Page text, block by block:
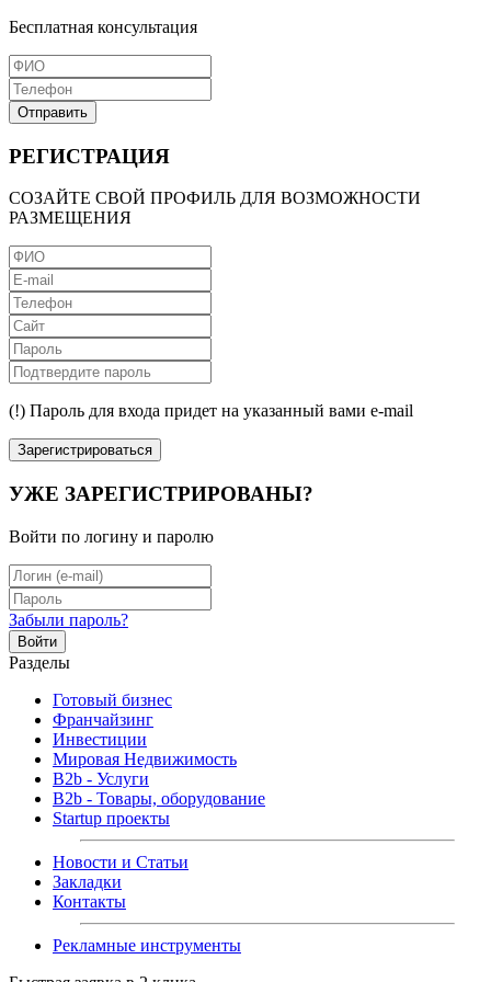
Бесплатная консультация
Отправить
РЕГИСТРАЦИЯ
СОЗАЙТЕ СВОЙ ПРОФИЛЬ ДЛЯ ВОЗМОЖНОСТИ
РАЗМЕЩЕНИЯ
(!) Пароль для входа придет на указанный вами e-mail
Зарегистрироваться
УЖЕ ЗАРЕГИСТРИРОВАНЫ?
Войти по логину и паролю
Забыли пароль?
Войти
Разделы
Готовый бизнес
Франчайзинг
Инвестиции
Мировая Недвижимость
B2b - Услуги
B2b - Товары, оборудование
Startup проекты
Новости и Статьи
Закладки
Контакты
Рекламные инструменты